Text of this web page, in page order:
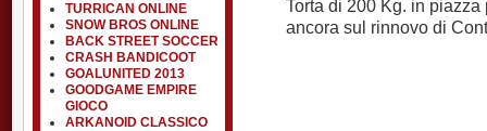
TURRICAN ONLINE
SNOW BROS ONLINE
BACK STREET SOCCER
CRASH BANDICOOT
GOALUNITED 2013
GOODGAME EMPIRE
GIOCO
ARKANOID CLASSICO
Torta di 200 Kg. in
ancora sul rinnovo di